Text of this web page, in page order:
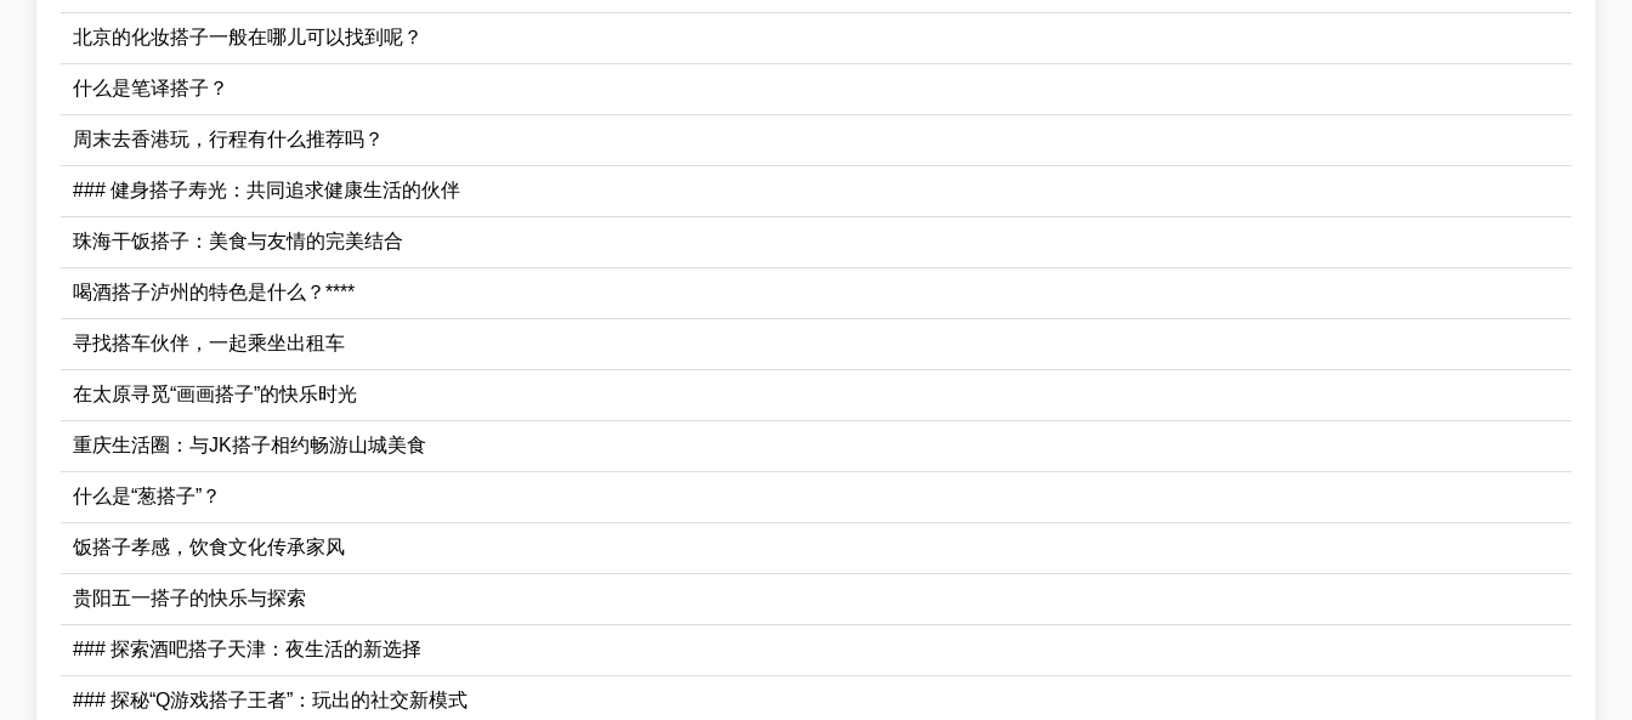
北京的化妆搭子一般在哪儿可以找到呢？
什么是笔译搭子？
周末去香港玩，行程有什么推荐吗？
### 健身搭子寿光：共同追求健康生活的伙伴
珠海干饭搭子：美食与友情的完美结合
喝酒搭子泸州的特色是什么？****
寻找搭车伙伴，一起乘坐出租车
在太原寻觅“画画搭子”的快乐时光
重庆生活圈：与JK搭子相约畅游山城美食
什么是“葱搭子”？
饭搭子孝感，饮食文化传承家风
贵阳五一搭子的快乐与探索
### 探索酒吧搭子天津：夜生活的新选择
### 探秘“Q游戏搭子王者”：玩出的社交新模式